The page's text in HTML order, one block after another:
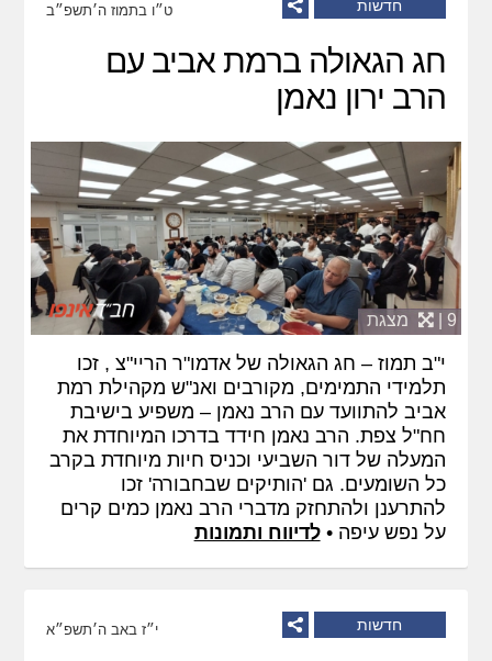
חדשות ט״ו בתמוז ה׳תשפ״ב
חג הגאולה ברמת אביב עם
הרב ירון נאמן
9 | מצגת
י"ב תמוז – חג הגאולה של אדמו"ר הריי"צ , זכו
תלמידי התמימים, מקורבים ואנ"ש מקהילת רמת
אביב להתוועד עם הרב נאמן – משפיע בישיבת
חח"ל צפת. הרב נאמן חידד בדרכו המיוחדת את
המעלה של דור השביעי וכניס חיות מיוחדת בקרב
כל השומעים. גם 'הותיקים שבחבורה' זכו
להתרענן ולהתחזק מדברי הרב נאמן כמים קרים
על נפש עיפה •לדיווח ותמונות
חדשות י״ז באב ה׳תשפ״א